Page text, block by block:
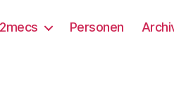
2mecs Personen